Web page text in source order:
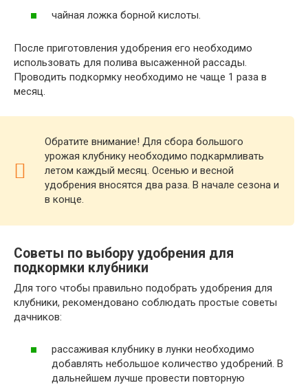
чайная ложка борной кислоты.
После приготовления удобрения его необходимо
использовать для полива высаженной рассады.
Проводить подкормку необходимо не чаще 1 раза в
месяц.
Обратите внимание! Для сбора большого
урожая клубнику необходимо подкармливать
летом каждый месяц. Осенью и весной
удобрения вносятся два раза. В начале сезона и
в конце.
Советы по выбору удобрения для
подкормки клубники
Для того чтобы правильно подобрать удобрения для
клубники, рекомендовано соблюдать простые советы
дачников:
рассаживая клубнику в лунки необходимо
добавлять небольшое количество удобрений. В
дальнейшем лучше провести повторную